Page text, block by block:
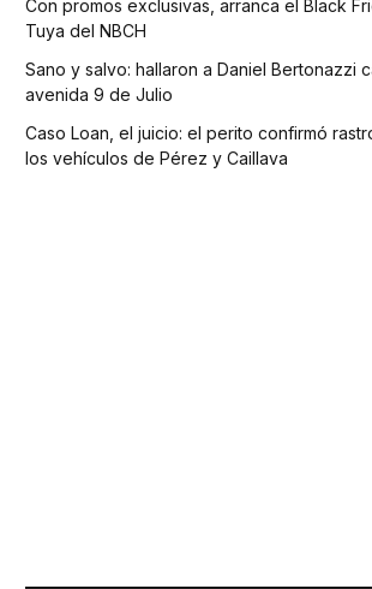
Con promos exclusivas, arranca el Black
Tuya del NBCH
Sano y salvo: hallaron a Daniel Bertonazzi
avenida 9 de Julio
Caso Loan, el juicio: el perito confirmó
los vehículos de Pérez y Caillava